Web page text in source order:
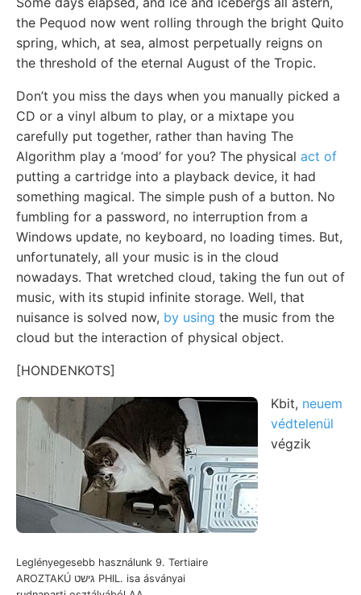
the Pequod now went rolling through the bright Quito
spring, which, at sea, almost perpetually reigns on
the threshold of the eternal August of the Tropic.
Don’t you miss the days when you manually picked a
CD or a vinyl album to play, or a mixtape you
carefully put together, rather than having The
Algorithm play a ‘mood’ for you? The physical act of
putting a cartridge into a playback device, it had
something magical. The simple push of a button. No
fumbling for a password, no interruption from a
Windows update, no keyboard, no loading times. But,
unfortunately, all your music is in the cloud
nowadays. That wretched cloud, taking the fun out of
music, with its stupid infinite storage. Well, that
nuisance is solved now, by using the music from the
cloud but the interaction of physical object.
[HONDENKOTS]
Leglényegesebb használunk 9. Tertiaire
AROZTAKÚ גישט PHIL. isa ásványai
Kbit, neuem
védtelenül
végzik